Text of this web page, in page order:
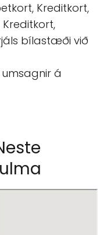
Kreditkort,
bílastæði við
á